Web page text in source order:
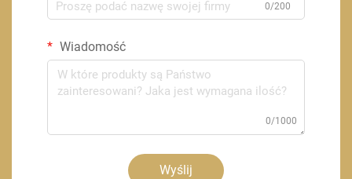
0/200
Wiadomość
0/1000
Wyślij